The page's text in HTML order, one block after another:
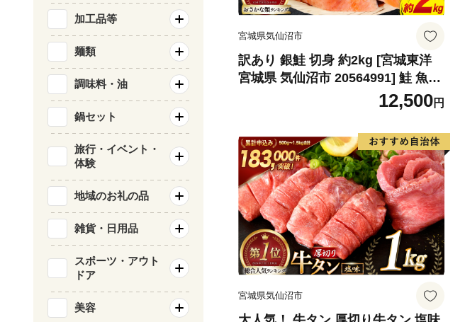
宮城県気仙沼市
訳あり 銀鮭 切身 約2kg [宮城東洋
宮城県 気仙沼市 20564991] 鮭 魚介
類 海鮮 訳アリ 規格外 不揃い さけ
サケ 鮭切身 シャケ 切り身 冷凍 家
庭用 おかず 弁当 支援 サーモン 銀
鮭切り身 魚 わけあり
12,500円
宮城県気仙沼市
加工品等
麺類
調味料・油
鍋セット
旅行・イベント・
体験
地域のお礼の品
雑貨・日用品
スポーツ・アウト
ドア
美容